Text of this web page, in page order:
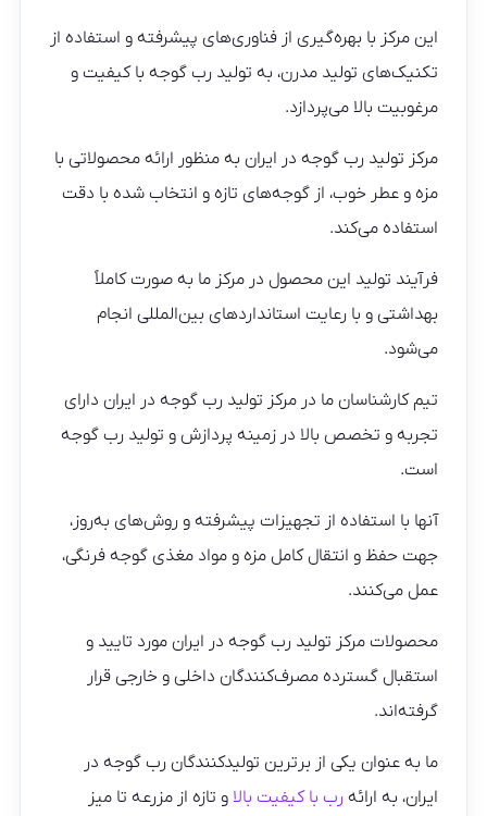
این مرکز با بهره‌گیری از فناوری‌های پیشرفته و استفاده از
تکنیک‌های تولید مدرن، به تولید رب گوجه با کیفیت و
مرغوبیت بالا می‌پردازد.
مرکز تولید رب گوجه در ایران به منظور ارائه محصولاتی با
مزه و عطر خوب، از گوجه‌های تازه و انتخاب شده با دقت
استفاده می‌کند.
فرآیند تولید این محصول در مرکز ما به صورت کاملاً
بهداشتی و با رعایت استانداردهای بین‌المللی انجام
می‌شود.
تیم کارشناسان ما در مرکز تولید رب گوجه در ایران دارای
تجربه و تخصص بالا در زمینه پردازش و تولید رب گوجه
است.
آنها با استفاده از تجهیزات پیشرفته و روش‌های به‌روز،
جهت حفظ و انتقال کامل مزه و مواد مغذی گوجه فرنگی،
عمل می‌کنند.
محصولات مرکز تولید رب گوجه در ایران مورد تایید و
استقبال گسترده مصرف‌کنندگان داخلی و خارجی قرار
گرفته‌اند.
ما به عنوان یکی از برترین تولیدکنندگان رب گوجه در
ایران، به ارائه رب با کیفیت بالا و تازه از مزرعه تا میز